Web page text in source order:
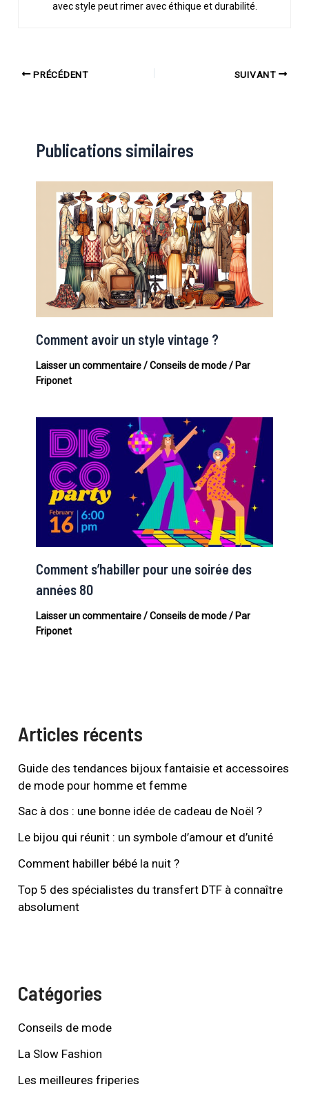
avec style peut rimer avec éthique et durabilité.
PRÉCÉDENT SUIVANT
Publications similaires
Comment avoir un style vintage ?
Laisser un commentaire /Conseils de mode/ Par
Friponet
Comment s’habiller pour une soirée des
années 80
Laisser un commentaire /Conseils de mode/ Par
Friponet
Articles récents
Guide des tendances bijoux fantaisie et accessoires
de mode pour homme et femme
Sac à dos : une bonne idée de cadeau de Noël ?
Le bijou qui réunit : un symbole d’amour et d’unité
Comment habiller bébé la nuit ?
Top 5 des spécialistes du transfert DTF à connaître
absolument
Catégories
Conseils de mode
La Slow Fashion
Les meilleures friperies